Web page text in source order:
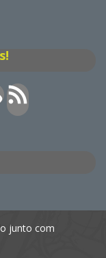
Feed
RSS
junto com